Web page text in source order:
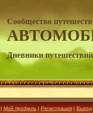
Сообщество
Дневники путешествий
| Мой профиль | Регистрация | Выход